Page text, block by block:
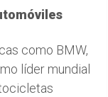
como BMW,
líder mundial